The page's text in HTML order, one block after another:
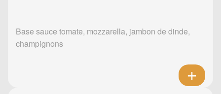
Base sauce tomate, mozzarella, jambon de dinde,
champignons